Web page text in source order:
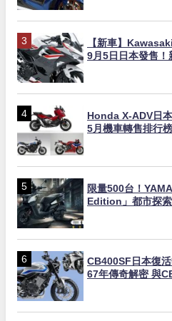
【新車】
9月5日日本發售！
Honda X-ADV日
5月機車轉售排行
限量500台！
Edition」都市探
CB400SF日本復
67年傳奇解密 與